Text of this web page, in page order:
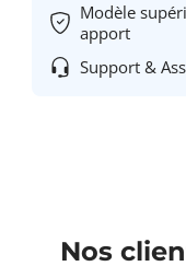
Modèle
apport
Support &
Nos